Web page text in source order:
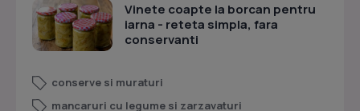
Vinete coapte la borcan pentru
iarna - reteta simpla, fara
conservanti
conserve si muraturi
mancaruri cu legume si zarzavaturi